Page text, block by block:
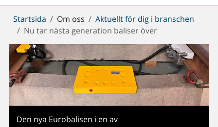
Du
är
här:
Startsida Om oss
Aktuellt för dig i branschen
Nu tar nästa generation baliser över
Den nya Eurobalisen i en av